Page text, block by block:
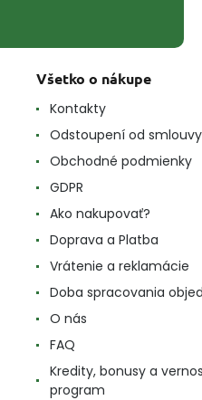
Všetko o nákupe
Kontakty
Odstoupení od smlouvy
Obchodné podmienky
GDPR
Ako nakupovať?
Doprava a Platba
Vrátenie a reklamácie
Doba spracovania
O nás
FAQ
Kredity, bonusy a
program